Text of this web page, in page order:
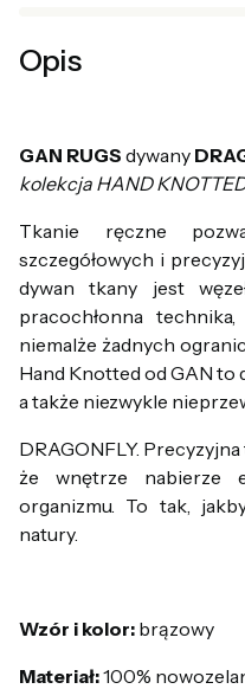
Opis
GAN RUGS dywany
kolekcja HAND
Tkanie ręczne
szczegółowych i
dywan tkany jest
pracochłonna
niemalże żadnych
Hand Knotted od GAN to
a także niezwykle
DRAGONFLY.
że wnętrze nabierze
organizmu. To tak,
natury.
Wzór i kolor: brązowy
Materiał:100%